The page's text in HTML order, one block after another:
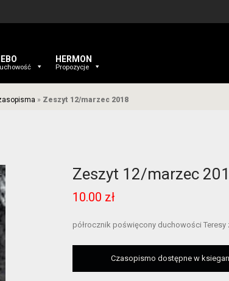
HERMON
Propozycje
» Zeszyt 12/marzec 2018
Zeszyt 12/marzec
10.00 zł
półrocznik poświęcony duchowości Teresy
Czasopismo dostępne w